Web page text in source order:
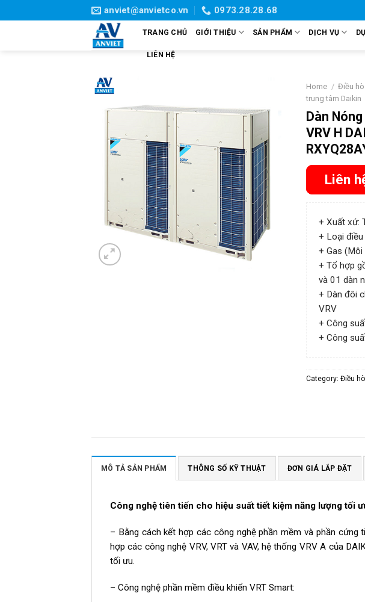
to
anviet@anvietco.vn 0973.28.28.68
TRANG CHỦ GIỚI THIỆU SẢN PHẨM DỊCH VỤ
LIÊN HỆ
Home / Điều
trung tâm Daikin
Dàn
VRV H
Liên
+ Xuất xứ:
+ Loại điều
+ Gas
+ Tổ hợp
và 01 dàn
+ Dàn đôi
VRV
+ Công
+ Công
Category: Điều
MÔ TẢ SẢN PHẨM THÔNG SỐ KỸ THUẬT ĐƠN GIÁ LẮP ĐẶT
Công nghệ tiên tiến cho hiệu suất tiết kiệm năng lượng tối
– Bằng cách kết hợp các công nghệ phần mềm và phần
hợp các công nghệ VRV, VRT và VAV, hệ thống VRV A của
tối ưu.
– Công nghệ phần mềm điều khiển VRT Smart: